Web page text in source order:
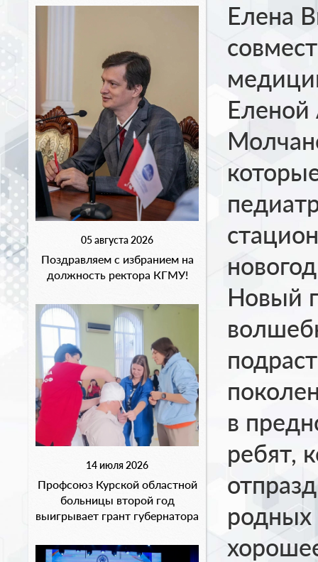
05 августа 2026
Поздравляем с избранием на
должность ректора КГМУ!
14 июля 2026
Профсоюз Курской областной
больницы второй год
выигрывает грант губернатора
Елена
Еленой
Новый
в
ребят,
родных